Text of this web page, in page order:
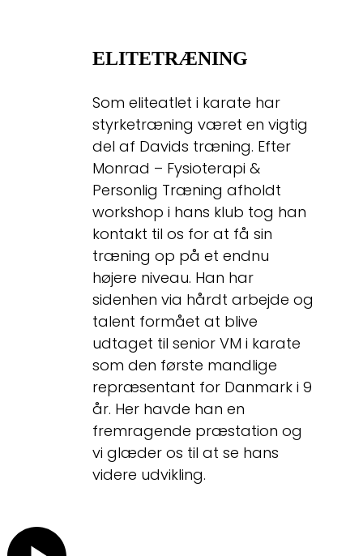
ELITETRÆNING
Som eliteatlet i karate har
styrketræning været en vigtig
del af Davids træning. Efter
Monrad – Fysioterapi &
Personlig Træning afholdt
workshop i hans klub tog han
kontakt til os for at få sin
træning op på et endnu
højere niveau. Han har
sidenhen via hårdt arbejde og
talent formået at blive
udtaget til senior VM i karate
som den første mandlige
repræsentant for Danmark i 9
år. Her havde han en
fremragende præstation og
vi glæder os til at se hans
videre udvikling.